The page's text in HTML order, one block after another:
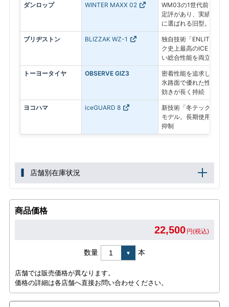
ダンロップ WINTER MAXX 02
WM03の1世代前。氷上
定評があり、実績ある
に選ばれる旧型。
ブリヂストン BLIZZAK WZ-1
独自技術「ENLITEN」
ク史上最高のICEコント
い総合性能を両立した
トーヨータイヤ OBSERVE GIZ3
密着性能を追求したプ
氷路面で優れた性能を
効きが長く持続
ヨコハマ iceGUARD 8
新技術「冬テック」で
モデル。長期使用後も
抑制
店舗別在庫状況
商品価格
22,500 円(税込)
数量 本
店舗では販売価格が異なります。
価格の詳細は各店舗へ直接お問い合わせください。